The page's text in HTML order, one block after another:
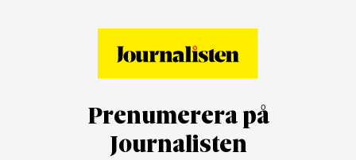
Prenumerera på
Journalisten